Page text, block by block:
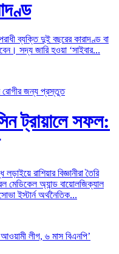
ব্যক্তি দুই বছরের কারাদণ্ড বা
সদ্য জারি হওয়া ‘সাইবার...
ট্রায়ালে সফল:
রাশিয়ার বিজ্ঞানীরা তৈরি
মেডিকেল অ্যান্ড বায়োলজিক্যাল
ইস্টার্ন অর্থনৈতিক...